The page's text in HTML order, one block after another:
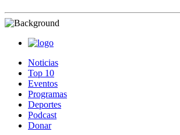
Noticias
Top 10
Eventos
Programas
Deportes
Podcast
Donar